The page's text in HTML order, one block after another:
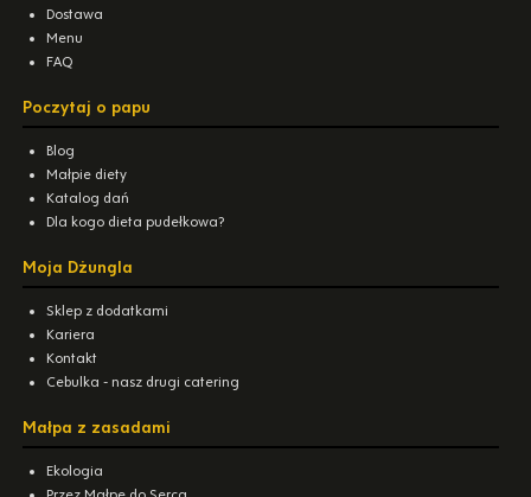
Dostawa
Menu
FAQ
Poczytaj o papu
Blog
Małpie diety
Katalog dań
Dla kogo dieta pudełkowa?
Moja Dżungla
Sklep z dodatkami
Kariera
Kontakt
Cebulka - nasz drugi catering
Małpa z zasadami
Ekologia